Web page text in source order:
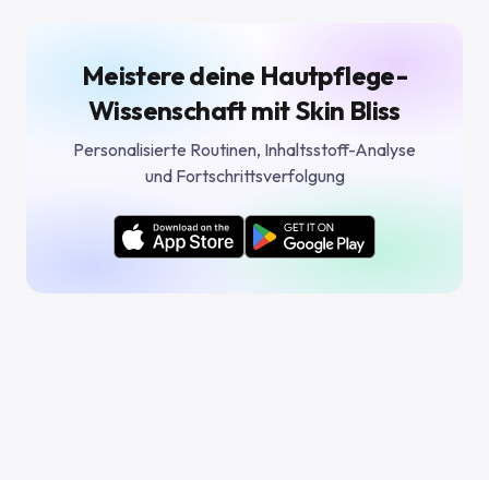
Meistere deine Hautpflege-
Wissenschaft mit Skin Bliss
Personalisierte Routinen, Inhaltsstoff-Analyse
und Fortschrittsverfolgung